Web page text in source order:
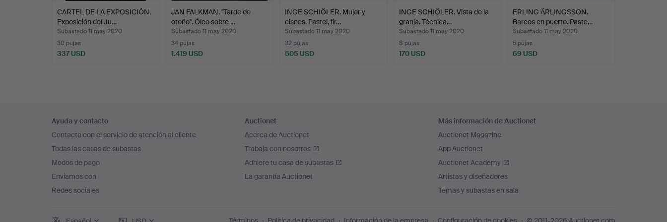
CARTEL DE LA EXPOSICIÓN,
Exposición del Ju…
Subastado 11 may 2020
30 pujas
337 USD
JAN FALKMAN. "Tarde de
otoño". Óleo sobre …
Subastado 11 may 2020
34 pujas
1.419 USD
INGE SCHIÖLER. Mujer y
cisnes. Pastel, fir…
Subastado 11 may 2020
32 pujas
505 USD
INGE SCHIÖLER. Vista de la
granja. Técnica…
Subastado 11 may 2020
8 pujas
170 USD
ERLING ÄRLINGSSON.
Barcos en puerto. Paste…
Subastado 11 may 2020
5 pujas
69 USD
en
el
pie
de
página
Ayuda y contacto
Contacta con el servicio de atención al cliente
Todas las casas de subastas
Modos de pago
Enviamos con
Redes sociales
Auctionet
Acerca de Auctionet
Trabaja con nosotros
Adhiere tu casa de subastas
La garantía Auctionet
Más información de Auctionet
Auctionet Magazine
App Auctionet
Auctionet Academy
Artistas y diseñadores
Temas y subastas en sala